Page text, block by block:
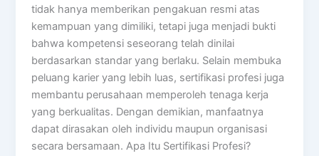
tidak hanya memberikan pengakuan resmi atas
kemampuan yang dimiliki, tetapi juga menjadi bukti
bahwa kompetensi seseorang telah dinilai
berdasarkan standar yang berlaku. Selain membuka
peluang karier yang lebih luas, sertifikasi profesi juga
membantu perusahaan memperoleh tenaga kerja
yang berkualitas. Dengan demikian, manfaatnya
dapat dirasakan oleh individu maupun organisasi
secara bersamaan. Apa Itu Sertifikasi Profesi?